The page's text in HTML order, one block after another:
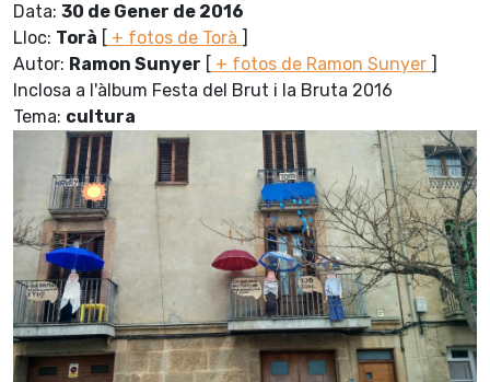
Data: 30 de Gener de 2016
Lloc: Torà [ + fotos de Torà ]
Autor: Ramon Sunyer [ + fotos de Ramon Sunyer ]
Inclosa a l'àlbum Festa del Brut i la Bruta 2016
Tema: cultura